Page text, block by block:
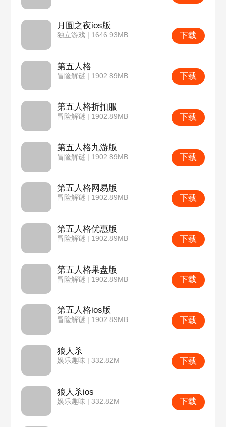
月圆之夜ios版
独立游戏 | 1646.93MB 下载
第五人格
冒险解谜 | 1902.89MB 下载
第五人格折扣服
冒险解谜 | 1902.89MB 下载
第五人格九游版
冒险解谜 | 1902.89MB 下载
第五人格网易版
冒险解谜 | 1902.89MB 下载
第五人格优惠版
冒险解谜 | 1902.89MB 下载
第五人格果盘版
冒险解谜 | 1902.89MB 下载
第五人格ios版
冒险解谜 | 1902.89MB 下载
狼人杀
娱乐趣味 | 332.82M 下载
狼人杀ios
娱乐趣味 | 332.82M 下载